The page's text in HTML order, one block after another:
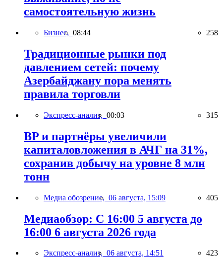
самостоятельную жизнь
Бизнес, 08:44 258
Традиционные рынки под
давлением сетей: почему
Азербайджану пора менять
правила торговли
Экспресс-анализ, 00:03 315
BP и партнёры увеличили
капиталовложения в АЧГ на 31%,
сохранив добычу на уровне 8 млн
тонн
Медиа обозрение, 06 августа, 15:09 405
Медиаобзор: С 16:00 5 августа до
16:00 6 августа 2026 года
Экспресс-анализ, 06 августа, 14:51 423